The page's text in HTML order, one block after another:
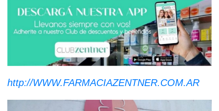
http://WWW.FARMACIAZENTNER.COM.AR